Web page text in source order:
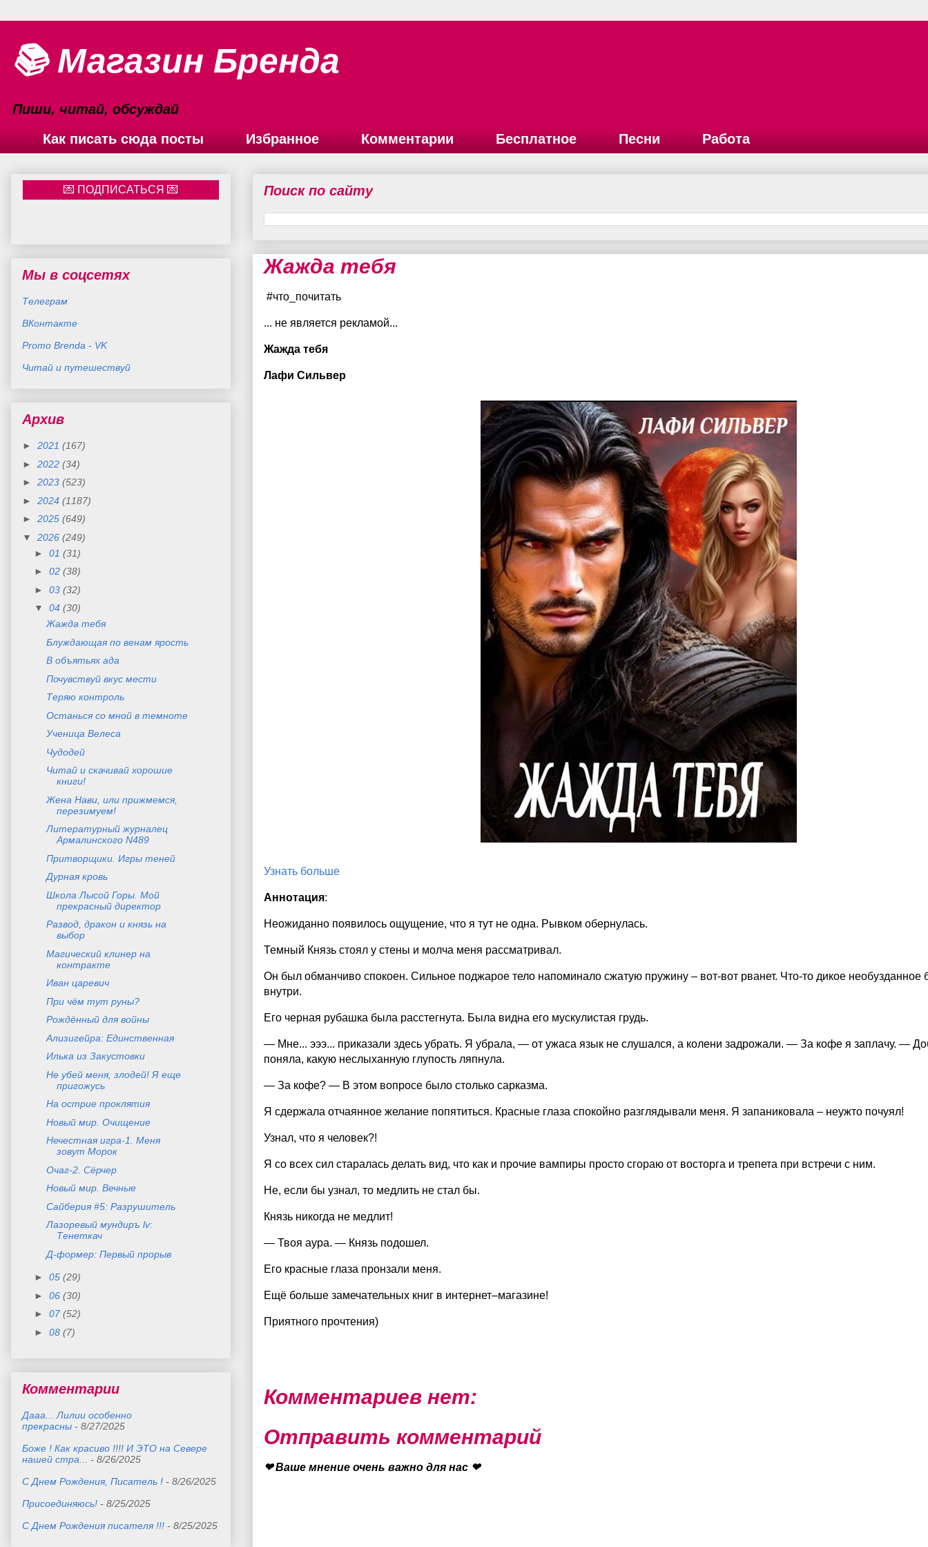
📚 Магазин Бренда
Пиши, читай, обсуждай
Как писать сюда посты
Избранное Комментарии Бесплатное Песни Работа
Поиск по сайту
Жажда тебя
#что_почитать
... не является рекламой...
Жажда тебя
Лафи Сильвер
Узнать больше
Аннотация:
Неожиданно появилось ощущение, что я тут не одна. Рывком обернулась.
Темный Князь стоял у стены и молча меня рассматривал.
Он был обманчиво спокоен. Сильное поджарое тело напоминало сжатую пружину – вот-вот рванет. Что-то дикое необузданное
внутри.
Его черная рубашка была расстегнута. Была видна его мускулистая грудь.
— Мне... эээ... приказали здесь убрать. Я убрала, — от ужаса язык не слушался, а колени задрожали. — За кофе я заплачу. —
поняла, какую неслыханную глупость ляпнула.
— За кофе? — В этом вопросе было столько сарказма.
Я сдержала отчаянное желание попятиться. Красные глаза спокойно разглядывали меня. Я запаниковала – неужто почуял!
Узнал, что я человек?!
Я со всех сил старалась делать вид, что как и прочие вампиры просто сгораю от восторга и трепета при встречи с ним.
Не, если бы узнал, то медлить не стал бы.
Князь никогда не медлит!
— Твоя аура. — Князь подошел.
Его красные глаза пронзали меня.
Ещё больше замечательных книг в интернет–магазине!
Приятного прочтения)
Комментариев нет:
Отправить комментарий
❤ Ваше мнение очень важно для нас ❤
Мы в соцсетях
Телеграм
ВКонтакте
Promo Brenda - VK
Читай и путешествуй
Архив
► 2021 (167)
► 2022 (34)
► 2023 (523)
► 2024 (1187)
► 2025 (649)
▼ 2026 (249)
► 01 (31)
► 02 (38)
► 03 (32)
▼ 04 (30)
Жажда тебя
Блуждающая по венам ярость
В объятьях ада
Почувствуй вкус мести
Теряю контроль
Останься со мной в темноте
Ученица Велеса
Чудодей
Читай и скачивай хорошие
книги!
Жена Нави, или прижмемся,
перезимуем!
Литературный журналец
Армалинского N489
Притворщики. Игры теней
Дурная кровь
Школа Лысой Горы. Мой
прекрасный директор
Развод, дракон и князь на
выбор
Магический клинер на
контракте
Иван царевич
При чём тут руны?
Рождённый для войны
Ализигейра: Единственная
Илька из Закустовки
Не убей меня, злодей! Я еще
пригожусь
На острие проклятия
Новый мир. Очищение
Нечестная игра-1. Меня
зовут Морок
Очаг-2. Сёрчер
Новый мир. Вечные
Сайберия #5: Разрушитель
Лазоревый мундиръ lv:
Тенеткач
Д-формер: Первый прорыв
► 05 (29)
► 06 (30)
► 07 (52)
► 08 (7)
Комментарии
Дааа... Лилии особенно
прекрасны - 8/27/2025
Боже ! Как красиво !!!! И ЭТО на Севере
нашей стра...
- 8/26/2025
С Днем Рождения, Писатель ! - 8/26/2025
Присоединяюсь! - 8/25/2025
С Днем Рождения писателя !!! - 8/25/2025